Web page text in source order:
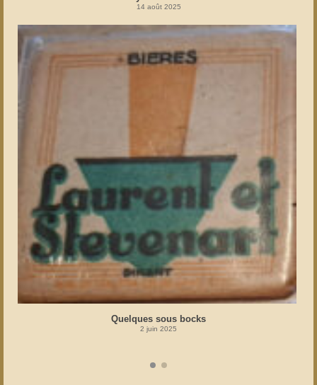
14 août 2025
Quelques sous bocks
2 juin 2025